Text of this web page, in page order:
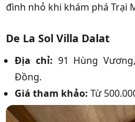
đình nhỏ khi khám phá Trại
De La Sol Villa Dalat
Địa chỉ: 91 Hùng
Đồng.
Giá tham khảo: Từ